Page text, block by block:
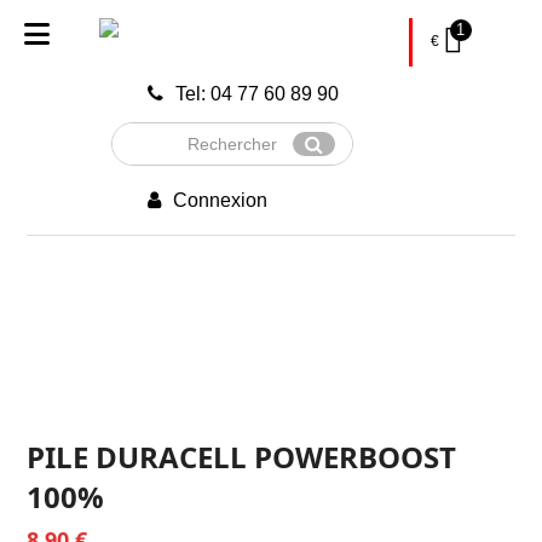
Tel: 04 77 60 89 90
Rechercher
Envoyer
Connexion
€
1
PILE DURACELL POWERBOOST
100%